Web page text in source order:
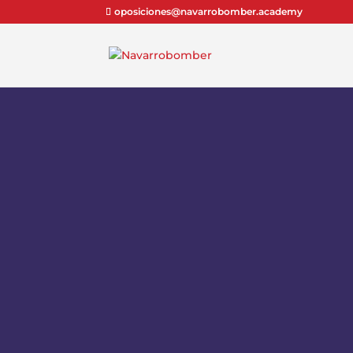
oposiciones@navarrobomber.academy